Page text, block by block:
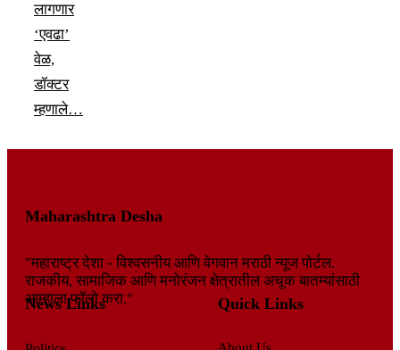
लागणार
‘एवढा’
वेळ,
डॉक्टर
म्हणाले…
Maharashtra Desha
"महाराष्ट्र देशा - विश्वसनीय आणि वेगवान मराठी न्यूज पोर्टल.
राजकीय, सामाजिक आणि मनोरंजन क्षेत्रातील अचूक बातम्यांसाठी
आम्हाला फॉलो करा."
News Links Quick Links